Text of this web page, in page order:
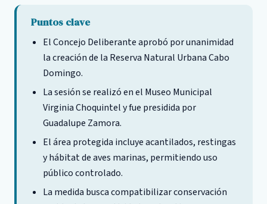
Puntos clave
El Concejo Deliberante aprobó por unanimidad
la creación de la Reserva Natural Urbana Cabo
Domingo.
La sesión se realizó en el Museo Municipal
Virginia Choquintel y fue presidida por
Guadalupe Zamora.
El área protegida incluye acantilados, restingas
y hábitat de aves marinas, permitiendo uso
público controlado.
La medida busca compatibilizar conservación